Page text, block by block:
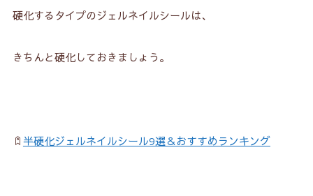
硬化するタイプのジェルネイルシールは、
きちんと硬化しておきましょう。
半硬化ジェルネイルシール9選＆おすすめランキング